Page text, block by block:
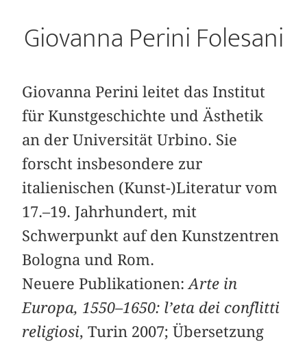
Giovanna Perini Folesani
Giovanna Perini leitet das Institut
für Kunstgeschichte und Ästhetik
an der Universität Urbino. Sie
forscht insbesondere zur
italienischen (Kunst-)Literatur vom
17.–19. Jahrhundert, mit
Schwerpunkt auf den Kunstzentren
Bologna und Rom.
Neuere Publikationen:Arte in
Europa, 1550–1650: l’eta dei conflitti
religiosi, Turin 2007; Übersetzung